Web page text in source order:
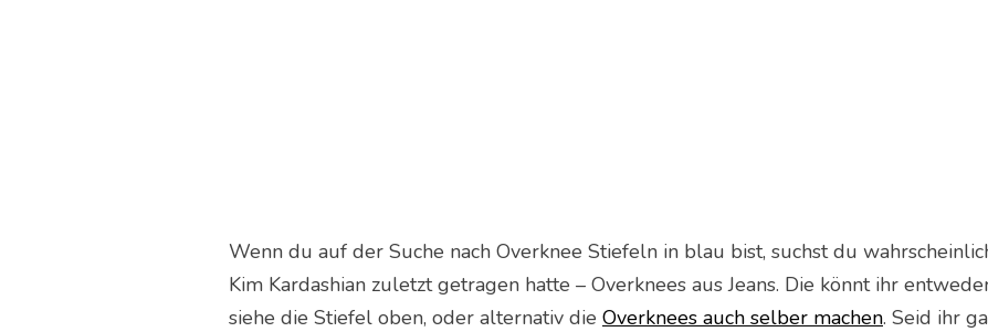
Wenn du auf der Suche nach Overknee Stiefeln in blau bist, suchst du
Kim Kardashian zuletzt getragen hatte – Overknees aus Jeans. Die könnt ihr
siehe die Stiefel oben, oder alternativ die Overknees auch selber machen. Seid ihr